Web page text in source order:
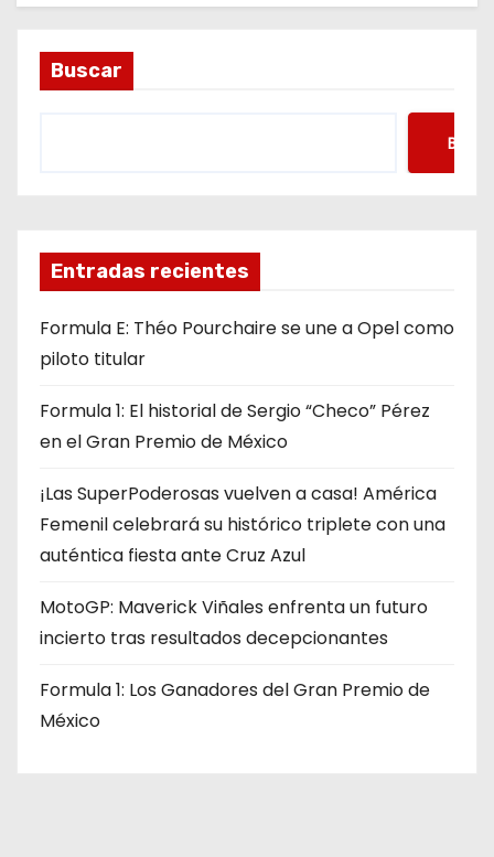
Buscar
Entradas recientes
Formula E: Théo Pourchaire se une a Opel como
piloto titular
Formula 1: El historial de Sergio “Checo” Pérez
en el Gran Premio de México
¡Las SuperPoderosas vuelven a casa! América
Femenil celebrará su histórico triplete con una
auténtica fiesta ante Cruz Azul
MotoGP: Maverick Viñales enfrenta un futuro
incierto tras resultados decepcionantes
Formula 1: Los Ganadores del Gran Premio de
México